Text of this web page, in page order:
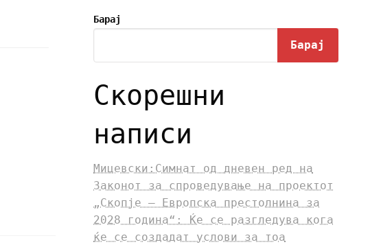
Барај
Барај
Скорешни
написи
Мицевски:Симнат од дневен ред на
Законот за спроведување на проектот
„Скопје – Европска престолнина за
2028 година“: Ќе се разгледува кога
ќе се создадат услови за тоа